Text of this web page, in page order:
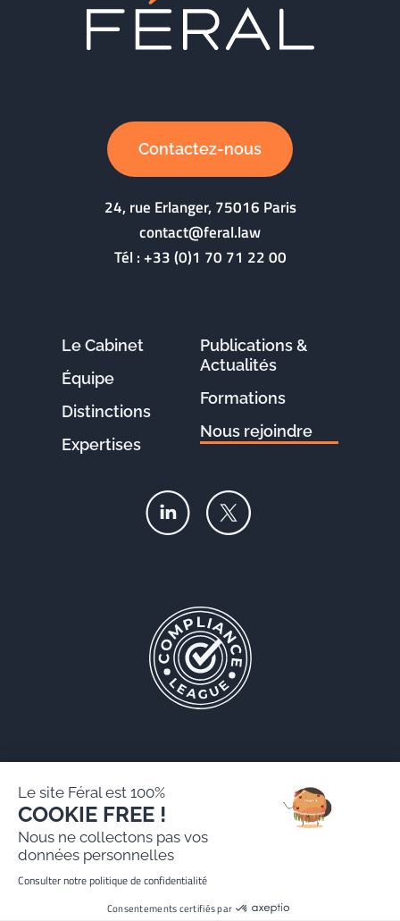
Contactez-nous
24, rue Erlanger, 75016 Paris
contact@feral.law
Tél :+33 (0)1 70 71 22 00
Le Cabinet
Équipe
Distinctions
Expertises
Publications &
Actualités
Formations
Nous rejoindre
Mentions légales
Politique de protection des données personnelles
Site réalisé par Paradygm
Le site Féral est 100%
COOKIE FREE !
Nous ne collectons pas vos
données personnelles
Consulter notre politique de confidentialité
Consentements certifiés par